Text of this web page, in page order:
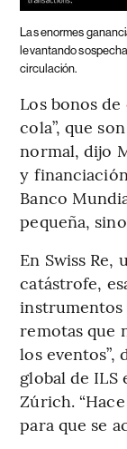
Las enormes
levantando
circulación.
Los bonos
cola”, que
normal, dijo
y
Banco
pequeña,
En Swiss Re,
catástrofe,
instrumentos
remotas que
los eventos”,
global de ILS
Zúrich.
para que se